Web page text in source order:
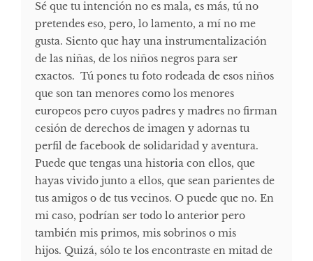
Sé que tu intención no es mala, es más, tú no
pretendes eso, pero, lo lamento, a mí no me
gusta. Siento que hay una instrumentalización
de las niñas, de los niños negros para ser
exactos. Tú pones tu foto rodeada de esos niños
que son tan menores como los menores
europeos pero cuyos padres y madres no firman
cesión de derechos de imagen y adornas tu
perfil de facebook de solidaridad y aventura.
Puede que tengas una historia con ellos, que
hayas vivido junto a ellos, que sean parientes de
tus amigos o de tus vecinos. O puede que no. En
mi caso, podrían ser todo lo anterior pero
también mis primos, mis sobrinos o mis
hijos. Quizá, sólo te los encontraste en mitad de